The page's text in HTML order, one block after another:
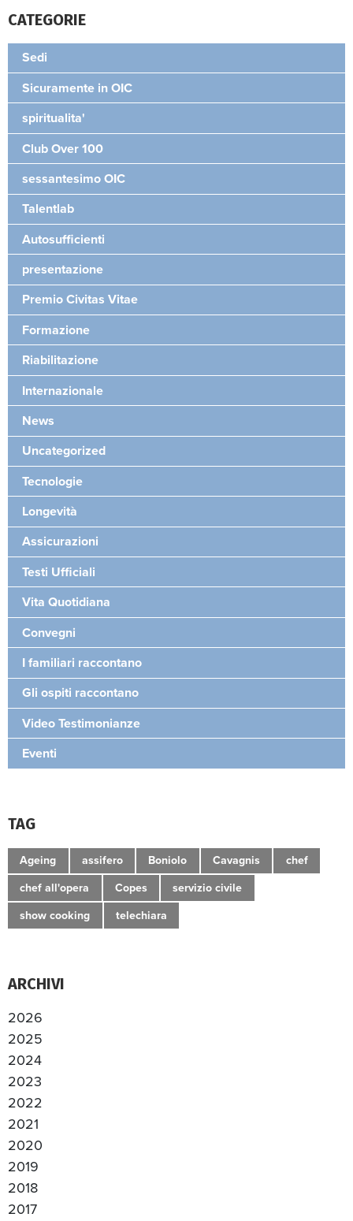
CATEGORIE
Sedi
Sicuramente in OIC
spiritualita'
Club Over 100
sessantesimo OIC
Talentlab
Autosufficienti
presentazione
Premio Civitas Vitae
Formazione
Riabilitazione
Internazionale
News
Uncategorized
Tecnologie
Longevità
Assicurazioni
Testi Ufficiali
Vita Quotidiana
Convegni
I familiari raccontano
Gli ospiti raccontano
Video Testimonianze
Eventi
TAG
Ageing assifero Boniolo Cavagnis chef
chef all'opera Copes servizio civile
show cooking telechiara
ARCHIVI
2026
2025
2024
2023
2022
2021
2020
2019
2018
2017